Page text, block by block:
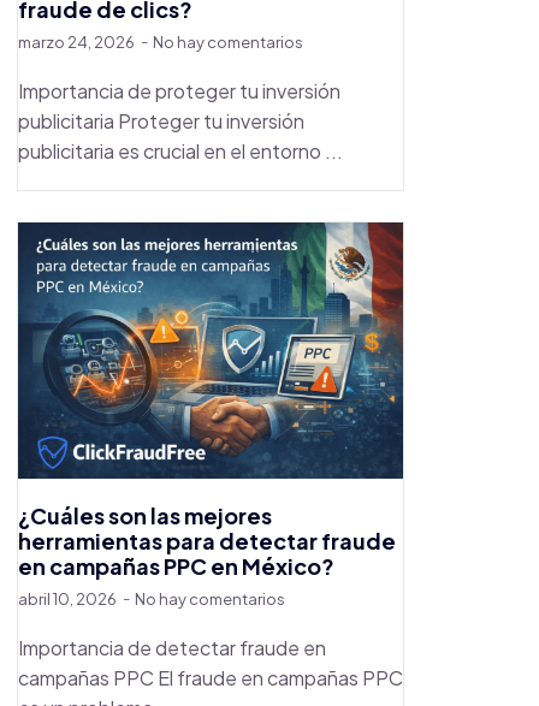
fraude de clics?
marzo 24, 2026 No hay comentarios
Importancia de proteger tu inversión
publicitaria Proteger tu inversión
publicitaria es crucial en el entorno ...
¿Cuáles son las mejores
herramientas para detectar fraude
en campañas PPC en México?
abril 10, 2026 No hay comentarios
Importancia de detectar fraude en
campañas PPC El fraude en campañas PPC